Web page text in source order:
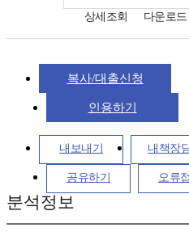
상세조회 다운로드
복사/대출신청
인용하기
내보내기 내책장
공유하기 오류
분석정보